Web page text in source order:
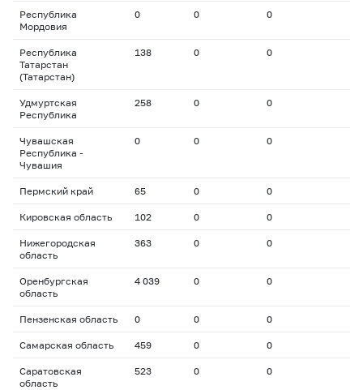
Республика
Мордовия
0 0 0
Республика
Татарстан
(Татарстан)
138 0 0
Удмуртская
Республика
258 0 0
Чувашская
Республика -
Чувашия
0 0 0
Пермский край 65 0 0
Кировская область 102 0 0
Нижегородская
область
363 0 0
Оренбургская
область
4 039 0 0
Пензенская область 0 0 0
Самарская область 459 0 0
Саратовская
область
523 0 0